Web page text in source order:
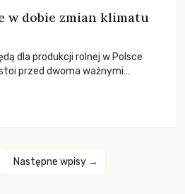
w dobie zmian klimatu
dla produkcji rolnej w Polsce
przed dwoma ważnymi
Wymagać to będzie
Następne wpisy →